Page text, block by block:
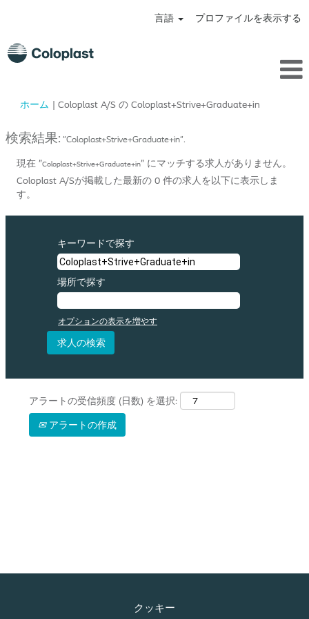
言語 プロファイルを表示する
ホーム | Coloplast A/S の Coloplast+Strive+Graduate+in
ー
検索結果: "Coloplast+Strive+Graduate+in".
現在 "Coloplast+Strive+Graduate+in" にマッチする求人がありません。
Coloplast A/Sが掲載した最新の 0 件の求人を以下に表示しま
す。
キーワードで探す
場所で探す
オプションの表示を増やす
アラートの受信頻度 (日数) を選択:
アラートの作成
クッキー